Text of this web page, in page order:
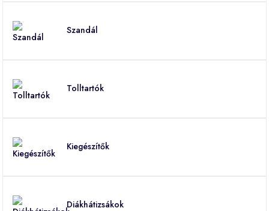
Szandál
Tolltartók
Kiegészítők
Diákhátizsákok